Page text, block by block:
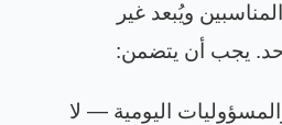
ويُبعد غير
يجب أن يتضمن:
اليومية — لا